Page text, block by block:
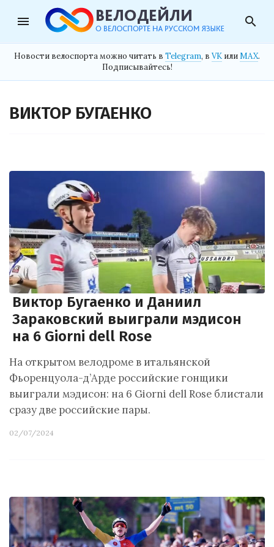
menu search
Новости велоспорта можно читать в Telegram, в VK илиMAX.
Подписывайтесь!
ВИКТОР БУГАЕНКО
Виктор Бугаенко и Даниил
Зараковский выиграли мэдисон
на 6 Giorni dell Rose
На открытом велодроме в итальянской
Фьоренцуола-д’Арде российские гонщики
выиграли мэдисон: на 6 Giorni dell Rose блистали
сразу две российские пары.
02/07/2024